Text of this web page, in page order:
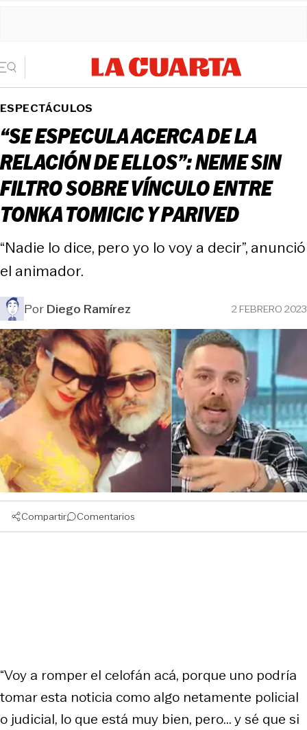
ESPECTÁCULOS
“SE ESPECULA ACERCA DE LA
RELACIÓN DE ELLOS”: NEME SIN
FILTRO SOBRE VÍNCULO ENTRE
TONKA TOMICIC Y PARIVED
“Nadie lo dice, pero yo lo voy a decir”, anunció
el animador.
PorDiego Ramírez 2 FEBRERO 2023
Compartir Comentarios
“Voy a romper el celofán acá, porque uno podría
tomar esta noticia como algo netamente policial
o judicial, lo que está muy bien, pero... y sé que si